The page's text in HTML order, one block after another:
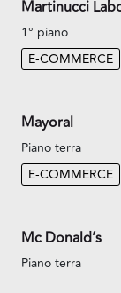
Martinucci
1° piano
E-COMMERCE
Mayoral
Piano terra
E-COMMERCE
Mc Donald’s
Piano terra